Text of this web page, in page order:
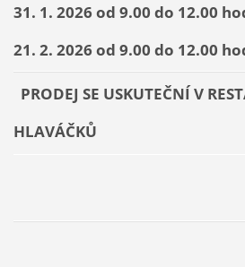
31. 1. 2026 od 9.00 do 12.00
21. 2. 2026 od 9.00 do 12.00
PRODEJ SE USKUTEČNÍ V
HLAVÁČKŮ